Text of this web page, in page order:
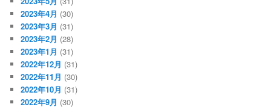
2023年4月 (30)
2023年3月 (31)
2023年2月 (28)
2023年1月 (31)
2022年12月 (31)
2022年11月 (30)
2022年10月 (31)
2022年9月 (30)